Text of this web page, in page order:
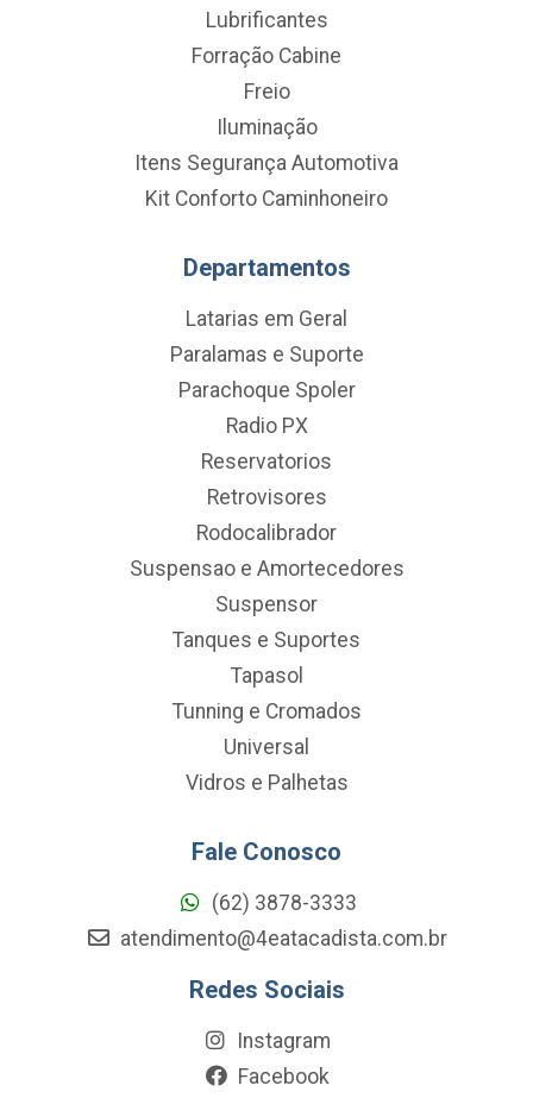
Lubrificantes
Forração Cabine
Freio
Iluminação
Itens Segurança Automotiva
Kit Conforto Caminhoneiro
Departamentos
Latarias em Geral
Paralamas e Suporte
Parachoque Spoler
Radio PX
Reservatorios
Retrovisores
Rodocalibrador
Suspensao e Amortecedores
Suspensor
Tanques e Suportes
Tapasol
Tunning e Cromados
Universal
Vidros e Palhetas
Fale Conosco
(62) 3878-3333
atendimento@4eatacadista.com.br
Redes Sociais
Instagram
Facebook